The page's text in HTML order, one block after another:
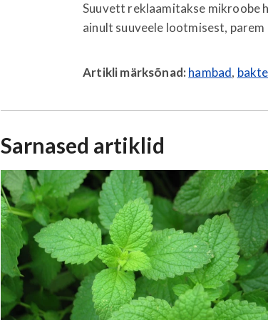
Suuvett reklaamitakse mikroobe
ainult suuveele lootmisest,
Artikli märksõnad: hambad,
Sarnased artiklid